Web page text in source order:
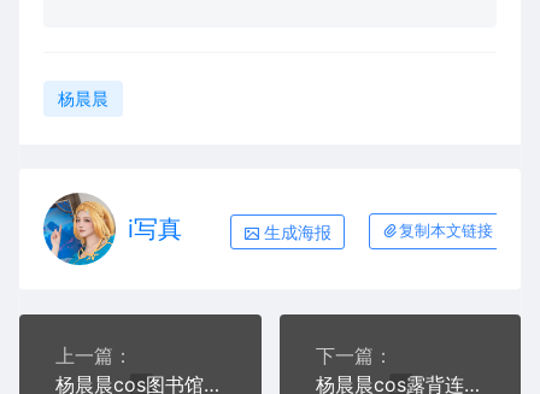
杨晨晨
i写真 生成海报 复制本文链接
上一篇：
杨晨晨cos图书馆+女仆写真
下一篇：
杨晨晨cos露背连衣裙+jk女孩写真